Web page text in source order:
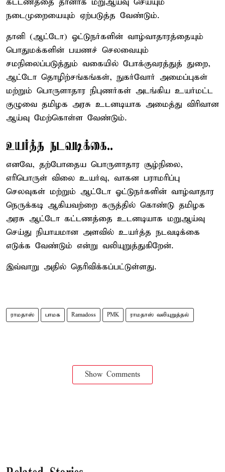
நடைமுறையையும் ஏற்படுத்த வேண்டும்.
தானி (ஆட்டோ) ஓட்டுநர்களின் வாழ்வாதாரத்தையும்
பொதுமக்களின் பயணச் செலவையும்
சமநிலைப்படுத்தும் வகையில் போக்குவரத்துத் துறை,
ஆட்டோ தொழிற்சங்கங்கள், நுகர்வோர் அமைப்புகள்
மற்றும் பொருளாதார நிபுணர்கள் அடங்கிய உயர்மட்ட
குழுவை தமிழக அரசு உடனடியாக அமைத்து விரிவான
ஆய்வு மேற்கொள்ள வேண்டும்.
உயர்த்த நடவடிக்கை..
எனவே, தற்போதைய பொருளாதார சூழ்நிலை,
எரிபொருள் விலை உயர்வு, வாகன பராமரிப்பு
செலவுகள் மற்றும் ஆட்டோ ஓட்டுநர்களின் வாழ்வாதார
நெருக்கடி ஆகியவற்றை கருத்தில் கொண்டு தமிழக
அரசு ஆட்டோ கட்டணத்தை உடனடியாக மறுஆய்வு
செய்து நியாயமான அளவில் உயர்த்த நடவடிக்கை
எடுக்க வேண்டும் என்று வலியுறுத்துகிறேன்.
இவ்வாறு அதில் தெரிவிக்கப்பட்டுள்ளது.
ராமதாஸ் பாமக Ramadoss PMK ராமதாஸ் வலியுறுத்தல்
Show Comments